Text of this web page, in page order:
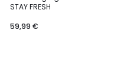
STAY FRESH
59,99 €
5